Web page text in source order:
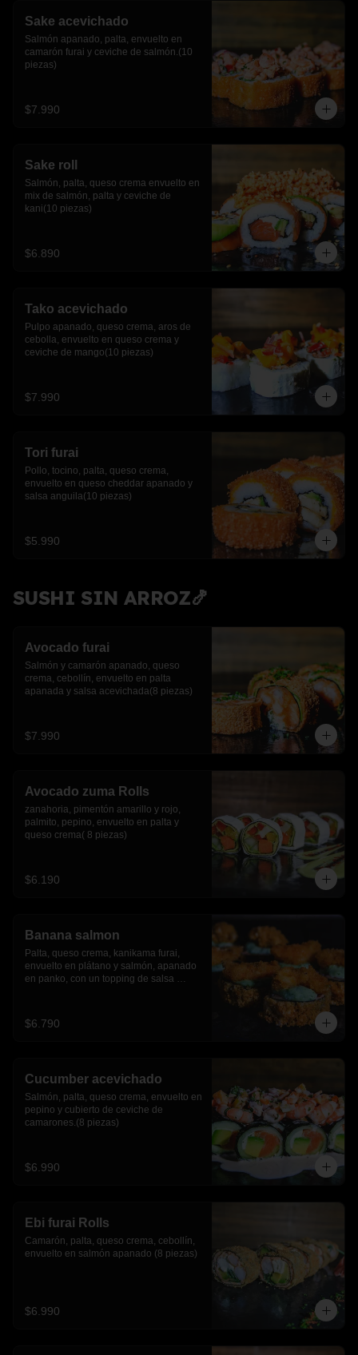
Sake acevichado
Salmón apanado, palta, envuelto en
camarón furai y ceviche de salmón.(10
piezas)
$7.990
Sake roll
Salmón, palta, queso crema envuelto en
mix de salmón, palta y ceviche de
kani(10 piezas)
$6.890
Tako acevichado
Pulpo apanado, queso crema, aros de
cebolla, envuelto en queso crema y
ceviche de mango(10 piezas)
$7.990
Tori furai
Pollo, tocino, palta, queso crema,
envuelto en queso cheddar apanado y
salsa anguila(10 piezas)
$5.990
SUSHI SIN ARROZ🍤
Avocado furai
Salmón y camarón apanado, queso
crema, cebollín, envuelto en palta
apanada y salsa acevichada(8 piezas)
$7.990
Avocado zuma Rolls
zanahoria, pimentón amarillo y rojo,
palmito, pepino, envuelto en palta y
queso crema( 8 piezas)
$6.190
Banana salmon
Palta, queso crema, kanikama furai,
envuelto en plátano y salmón, apanado
en panko, con un topping de salsa
$6.790
Cucumber acevichado
Salmón, palta, queso crema, envuelto en
pepino y cubierto de ceviche de
camarones.(8 piezas)
$6.990
Ebi furai Rolls
Camarón, palta, queso crema, cebollín,
envuelto en salmón apanado (8 piezas)
$6.990